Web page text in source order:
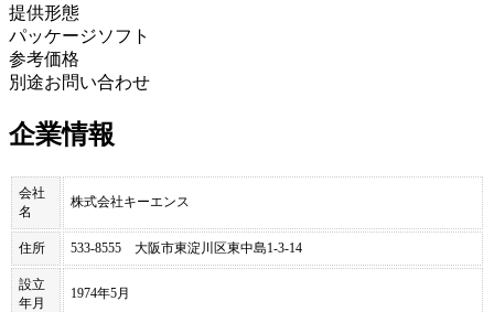
提供形態
パッケージソフト
参考価格
別途お問い合わせ
企業情報
会社
名
株式会社キーエンス
住所 533-8555 大阪市東淀川区東中島1-3-14
設立
年月
1974年5月